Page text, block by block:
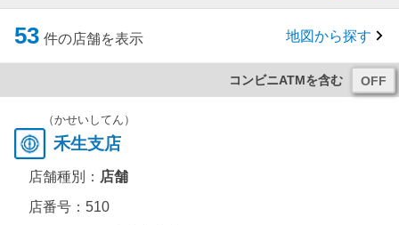
53 件の店舗を表示 地図から探す
コンビニATMを含む
（かせいしてん）
禾生支店
店舗種別： 店舗
店番号：510